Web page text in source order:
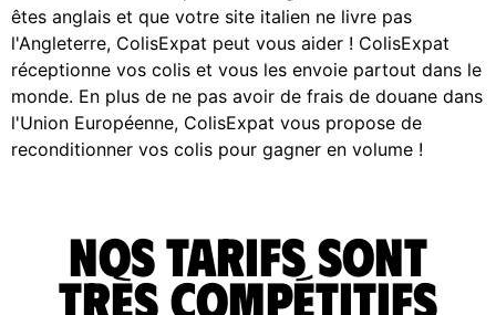
êtes anglais et que votre site italien ne livre pas
l'Angleterre, ColisExpat peut vous aider ! ColisExpat
réceptionne vos colis et vous les envoie partout dans le
monde. En plus de ne pas avoir de frais de douane dans
l'Union Européenne, ColisExpat vous propose de
reconditionner vos colis pour gagner en volume !
Nos tarifs sont
très compétitifs